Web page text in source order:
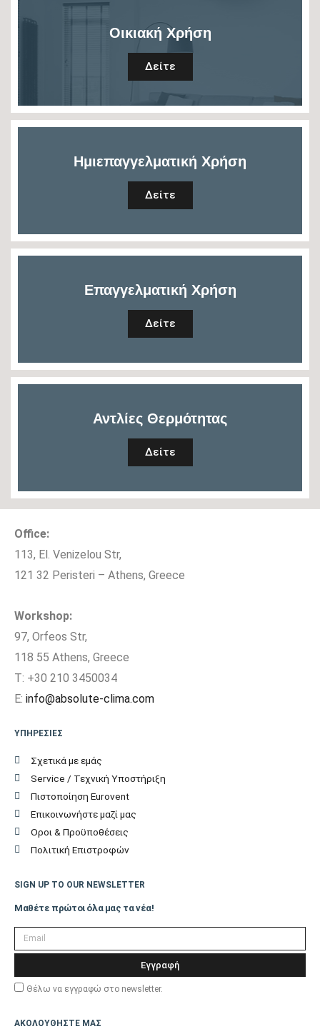
Οικιακή Χρήση
Δείτε
Ημιεπαγγελματική Χρήση
Δείτε
Επαγγελματική Χρήση
Δείτε
Αντλίες Θερμότητας
Δείτε
Office:
113, El. Venizelou Str,
121 32 Peristeri – Athens, Greece
Workshop:
97, Orfeos Str,
118 55 Athens, Greece
T: +30 210 3450034
E: info@absolute-clima.com
ΥΠΗΡΕΣΙΕΣ
Σχετικά με εμάς
Service / Τεχνική Υποστήριξη
Πιστοποίηση Eurovent
Επικοινωνήστε μαζί μας
Οροι & Προϋποθέσεις
Πολιτική Επιστροφών
SIGN UP TO OUR NEWSLETTER
Μαθέτε πρώτοι όλα μας τα νέα!
Θέλω να εγγραφώ στο newsletter.
Εγγραφή
ΑΚΟΛΟΥΘΗΣΤΕ ΜΑΣ